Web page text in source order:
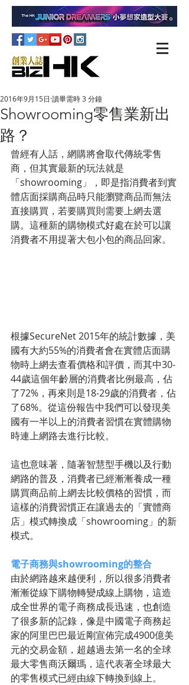
Showrooming零售業新出
路？
2016年9月15日 讀畢需時 3 分鐘
曾經有人話，網購將會取代傳統零售
商，但其實最新的玩法就是
「showrooming」，即是指消費者到實
體店面採購商品時只能瀏覽商品而無法
直接購買，若要購買則需要上網去選
購。這種新的購物模式好處在於可以讓
消費者不用提著大包小包的商品回家。
根據SecureNet 2015年的統計數據，美
國有大約55%的消費者會在實體店面購
物時上網去查看價格和評價，而其中30-
44歲這個年齡層的消費者比例最高，佔
了72%，再來則是18-29歲的消費者，佔
了68%。從這份報告中我們可以發現美
國有一半以上的消費者習慣在實體購物
時連上網路去進行比較。
這也意味著，隨著智慧型手機以及行動
網路的普及，消費者已經漸漸養成一種
購買商品前上網去比較價格的習慣，而
這樣的消費習慣正在讓過去的「實體商
店」模式轉換成「showrooming」的新
模式。
電子商務與showrooming的整合
由於網路越來越便利，所以很多消費者
漸漸從線下購物轉變成線上購物，這造
成全世界的電子商務成長迅速，也創造
了很多新的記錄，像是中國電子商務起
家的阿里巴巴最近剛宣佈完成4900億美
元的交易金額，超越過去第一名的全球
最大零售商沃爾瑪，這代表著全球最大
的零售模式已經由線下轉換到線上。